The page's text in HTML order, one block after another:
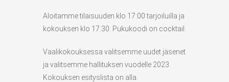
Aloitamme tilaisuuden klo 17:00 tarjoiluilla ja
kokouksen klo 17:30. Pukukoodi on cocktail.
Vaalikokouksessa valitsemme uudet jäsenet
ja valitsemme hallituksen vuodelle 2023.
Kokouksen esityslista on alla.